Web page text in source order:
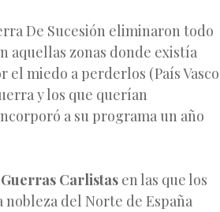
De Sucesión eliminaron todo
aquellas zonas donde existía
el miedo a perderlos (País Vasco
y los que querían
a su programa un año
Guerras Carlistas en las que los
nobleza del Norte de España